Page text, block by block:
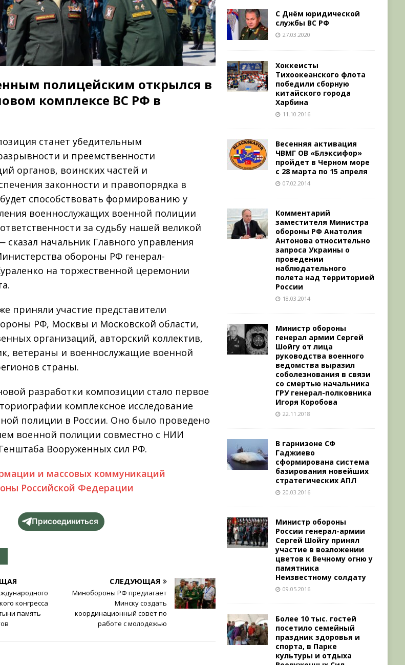
полицейским открылся в
комплексе ВС РФ в
станет убедительным
и преемственности
органов, воинских частей и
законности и правопорядка в
способствовать формированию у
военнослужащих военной полиции
за судьбу нашей великой
начальник Главного управления
обороны РФ генерал-
на торжественной церемонии
приняли участие представители
РФ, Москвы и Московской области,
организаций, авторский коллектив,
ветераны и военнослужащие военной
страны.
разработки композиции стало первое
комплексное исследование
полиции в России. Оно было проведено
военной полиции совместно с НИИ
Вооруженных сил РФ.
и массовых коммуникаций
Российской Федерации
Присоединиться
конгресса
память
СЛЕДУЮЩАЯ
Минобороны РФ предлагает
Минску создать
координационный совет по
работе с молодежью
С Днём юридической
службы ВС РФ
27.03.2020
Хоккеисты
Тихоокеанского флота
победили сборную
китайского города
Харбина
11.10.2016
Весенняя активация
ЧВМГ ОВ «Блэксифор»
пройдет в Черном море
с 28 марта по 15 апреля
07.02.2014
Комментарий
заместителя Министра
обороны РФ Анатолия
Антонова относительно
запроса Украины о
проведении
наблюдательного
полета над территорией
России
18.03.2014
Министр обороны
генерал армии Сергей
Шойгу от лица
руководства военного
ведомства выразил
соболезнования в связи
со смертью начальника
ГРУ генерал-полковника
Игоря Коробова
22.11.2018
В гарнизоне СФ
Гаджиево
сформирована система
базирования новейших
стратегических АПЛ
20.03.2016
Министр обороны
России генерал-армии
Сергей Шойгу принял
участие в возложении
цветов к Вечному огню у
памятника
Неизвестному солдату
09.05.2016
Более 10 тыс. гостей
посетило семейный
праздник здоровья и
спорта, в Парке
культуры и отдыха